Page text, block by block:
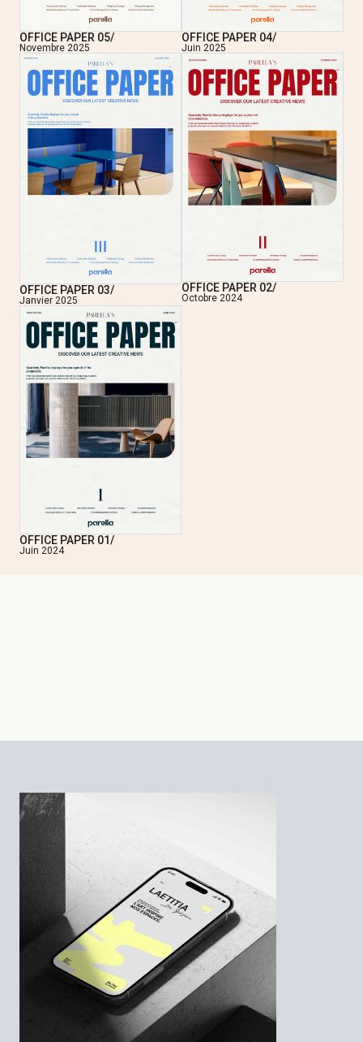
OFFICE PAPER 05/
Novembre 2025
OFFICE PAPER 04/
Juin 2025
OFFICE PAPER 03/
Janvier 2025
OFFICE PAPER 02/
Octobre 2024
OFFICE PAPER 01/
Juin 2024